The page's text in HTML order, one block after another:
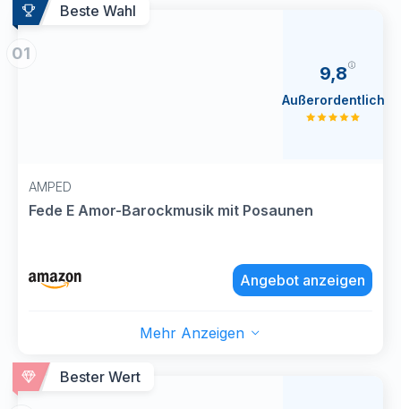
Beste Wahl
01
AMPED
Fede E Amor-Barockmusik mit Posaunen
9,8
Außerordentlich
Angebot anzeigen
Mehr Anzeigen
Bester Wert